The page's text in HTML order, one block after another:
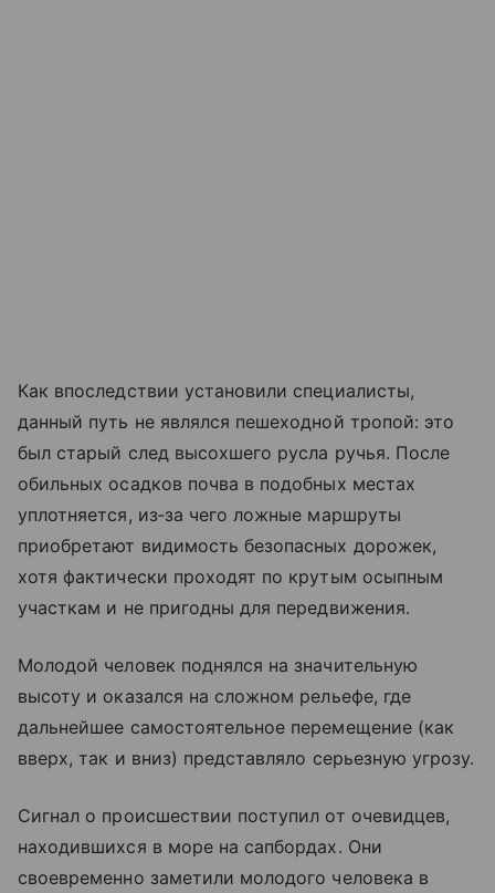
Как впоследствии установили специалисты,
данный путь не являлся пешеходной тропой: это
был старый след высохшего русла ручья. После
обильных осадков почва в подобных местах
уплотняется, из‑за чего ложные маршруты
приобретают видимость безопасных дорожек,
хотя фактически проходят по крутым осыпным
участкам и не пригодны для передвижения.
Молодой человек поднялся на значительную
высоту и оказался на сложном рельефе, где
дальнейшее самостоятельное перемещение (как
вверх, так и вниз) представляло серьезную угрозу.
Сигнал о происшествии поступил от очевидцев,
находившихся в море на сапбордах. Они
своевременно заметили молодого человека в